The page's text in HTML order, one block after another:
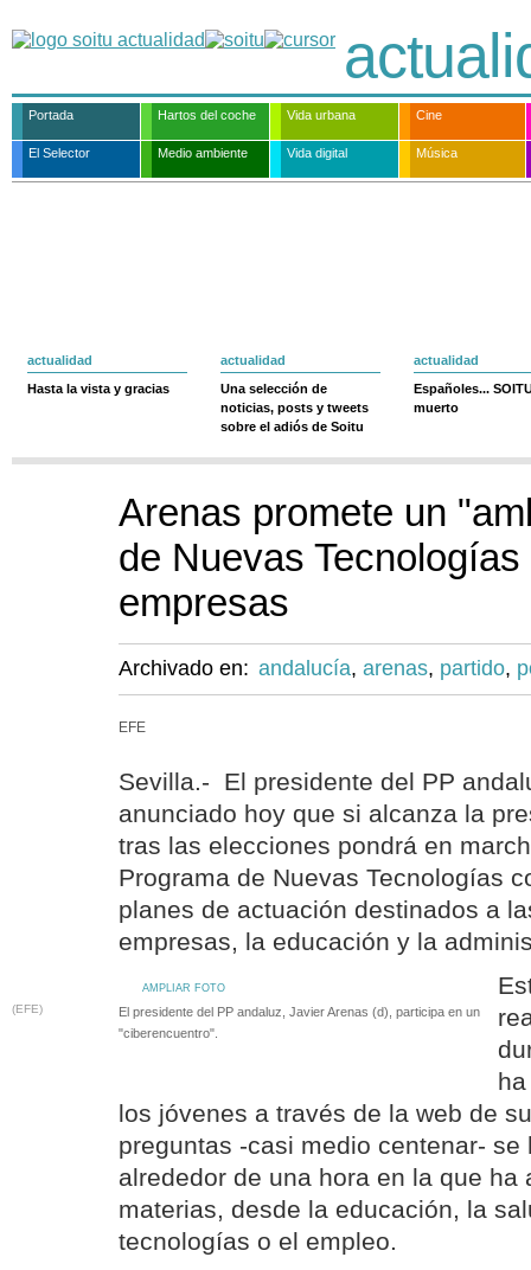
Portada Hartos del coche Vida urbana Cine
El Selector Medio ambiente Vida digital Música
actualidad
Hasta la vista y gracias
actualidad
Una selección de
noticias, posts y tweets
sobre el adiós de Soitu
actualidad
Españoles...
muerto
Arenas promete un
de Nuevas
empresas
Archivado en: andalucía, arenas, partido,
EFE
Sevilla.- El presidente del PP
anunciado hoy que si alcanza la
tras las elecciones pondrá en
Programa de Nuevas Tecnologías
planes de actuación destinados a
empresas, la educación y la
AMPLIAR FOTO
(EFE)
El presidente del PP andaluz, Javier Arenas (d), participa en un
"ciberencuentro".
los jóvenes a través de la web de
preguntas -casi medio centenar-
alrededor de una hora en la que ha
materias, desde la educación, la
tecnologías o el empleo.